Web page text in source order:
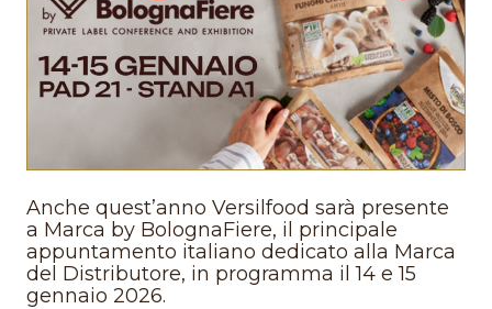
Anche quest’anno Versilfood sarà presente
a Marca by BolognaFiere, il principale
appuntamento italiano dedicato alla Marca
del Distributore, in programma il 14 e 15
gennaio 2026.